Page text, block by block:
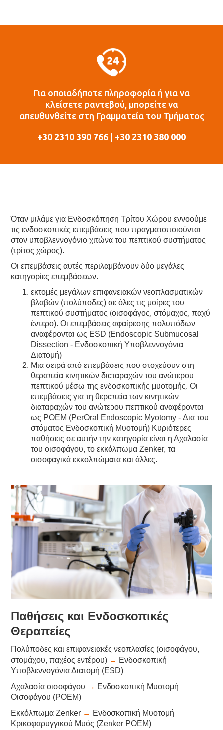
Για οποιαδήποτε πληροφορία ή για να
κλείσετε ραντεβού, μπορείτε να
απευθυνθείτε στη Γραμματεία του Τμήματος
+30 2310 390 766 | +30 2310 380 000
Όταν μιλάμε για Ενδοσκόπηση Τρίτου Χώρου εννοούμε
τις ενδοσκοπικές επεμβάσεις που πραγματοποιούνται
στον υποβλεννογόνιο χιτώνα του πεπτικού συστήματος
(τρίτος χώρος).
Οι επεμβάσεις αυτές περιλαμβάνουν δύο μεγάλες
κατηγορίες επεμβάσεων.
εκτομές μεγάλων επιφανειακών νεοπλασματικών
βλαβών (πολύποδες) σε όλες τις μοίρες του
πεπτικού συστήματος (οισοφάγος, στόμαχος, παχύ
έντερο). Οι επεμβάσεις αφαίρεσης πολυπόδων
αναφέρονται ως ESD (Endoscopic Submucosal
Dissection - Ενδοσκοπική Υποβλεννογόνια
Διατομή)
Μια σειρά από επεμβάσεις που στοχεύουν στη
θεραπεία κινητικών διαταραχών του ανώτερου
πεπτικού μέσω της ενδοσκοπικής μυοτομής. Οι
επεμβάσεις για τη θεραπεία των κινητικών
διαταραχών του ανώτερου πεπτικού αναφέρονται
ως POEM (PerOral Endoscopic Myotomy - Δια του
στόματος Ενδοσκοπική Μυοτομή) Κυριότερες
παθήσεις σε αυτήν την κατηγορία είναι η Αχαλασία
του οισοφάγου, το εκκόλπωμα Zenker, τα
οισοφαγικά εκκολπώματα και άλλες.
Παθήσεις και Ενδοσκοπικές
Θεραπείες
Πολύποδες και επιφανειακές νεοπλασίες (οισοφάγου,
στομάχου, παχέος εντέρου) → Ενδοσκοπική
Υποβλεννογόνια Διατομή (ESD)
Αχαλασία οισοφάγου → Ενδοσκοπική Μυοτομή
Οισοφάγου (POEM)
Εκκόλπωμα Zenker → Ενδοσκοπική Μυοτομή
Κρικοφαρυγγικού Μυός (Zenker POEM)